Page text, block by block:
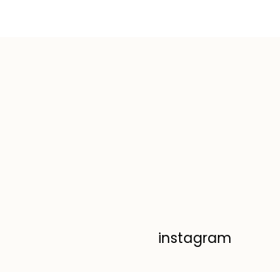
instagram